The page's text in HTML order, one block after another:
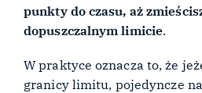
punkty do czasu, aż
dopuszczalnym limicie.
W praktyce oznacza to, że
granicy limitu, pojedyncze